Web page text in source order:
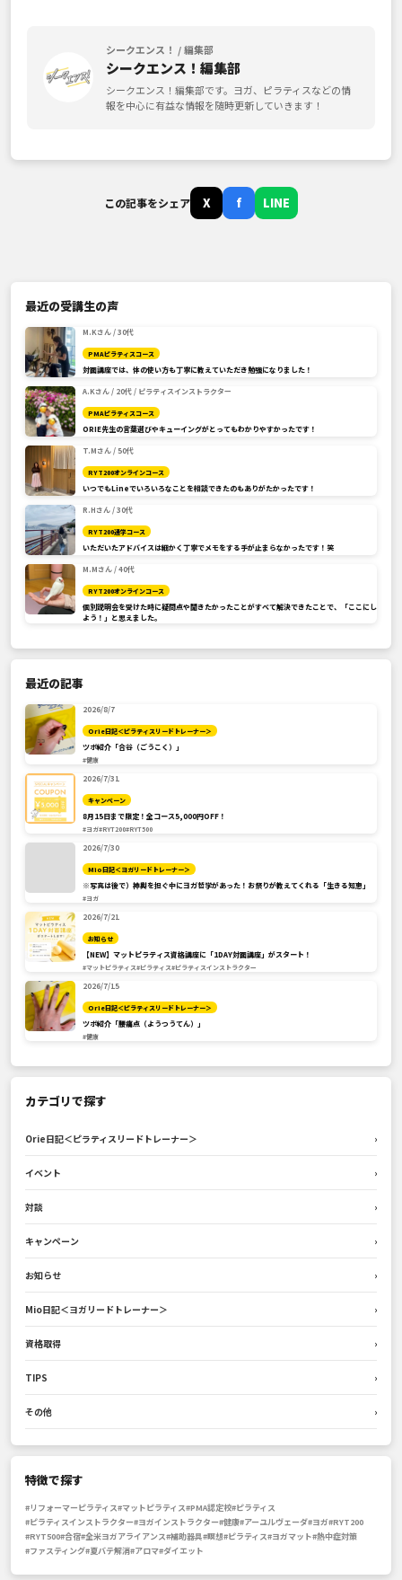
シークエンス！ / 編集部
シークエンス！編集部
シークエンス！編集部です。ヨガ、ピラティスなどの情
報を中心に有益な情報を随時更新していきます！
この記事をシェア X f LINE
最近の受講生の声
M.Kさん / 30代
PMAピラティスコース
対面講座では、体の使い方も丁寧に教えていただき勉強になりました！
A.Kさん / 20代 / ピラティスインストラクター
PMAピラティスコース
ORIE先生の言葉選びやキューイングがとってもわかりやすかったです！
T.Mさん / 50代
RYT200オンラインコース
いつでもLineでいろいろなことを相談できたのもありがたかったです！
R.Hさん / 30代
RYT200通学コース
いただいたアドバイスは細かく丁寧でメモをする手が止まらなかったです！笑
M.Mさん / 40代
RYT200オンラインコース
個別説明会を受けた時に疑問点や聞きたかったことがすべて解決できたことで、「ここにし
よう！」と思えました。
最近の記事
2026/8/7
Orie日記＜ピラティスリードトレーナー＞
ツボ紹介「合谷（ごうこく）」
#健康
2026/7/31
キャンペーン
8月15日まで限定！全コース5,000円OFF！
#ヨガ#RYT200#RYT500
2026/7/30
Mio日記＜ヨガリードトレーナー＞
※写真は後で）神輿を担ぐ中にヨガ哲学があった！お祭りが教えてくれる「生きる知恵」
#ヨガ
2026/7/21
お知らせ
【NEW】マットピラティス資格講座に「1DAY対面講座」がスタート！
#マットピラティス#ピラティス#ピラティスインストラクター
2026/7/15
Orie日記＜ピラティスリードトレーナー＞
ツボ紹介「腰痛点（ようつうてん）」
#健康
カテゴリで探す
Orie日記＜ピラティスリードトレーナー＞ ›
イベント ›
対談 ›
キャンペーン ›
お知らせ ›
Mio日記＜ヨガリードトレーナー＞ ›
資格取得 ›
TIPS ›
その他 ›
特徴で探す
#リフォーマーピラティス#マットピラティス#PMA認定校#ピラティス
#ピラティスインストラクター#ヨガインストラクター#健康#アーユルヴェーダ#ヨガ#RYT200
#RYT500#合宿#全米ヨガアライアンス#補助器具#瞑想#ピラティス#ヨガマット#熱中症対策
#ファスティング#夏バテ解消#アロマ#ダイエット